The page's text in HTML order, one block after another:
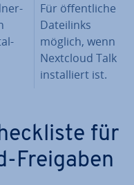
Für öf­fent­li­che
Da­tei­links
möglich, wenn
Nextcloud Talk
in­stal­liert ist.
für
Freigaben